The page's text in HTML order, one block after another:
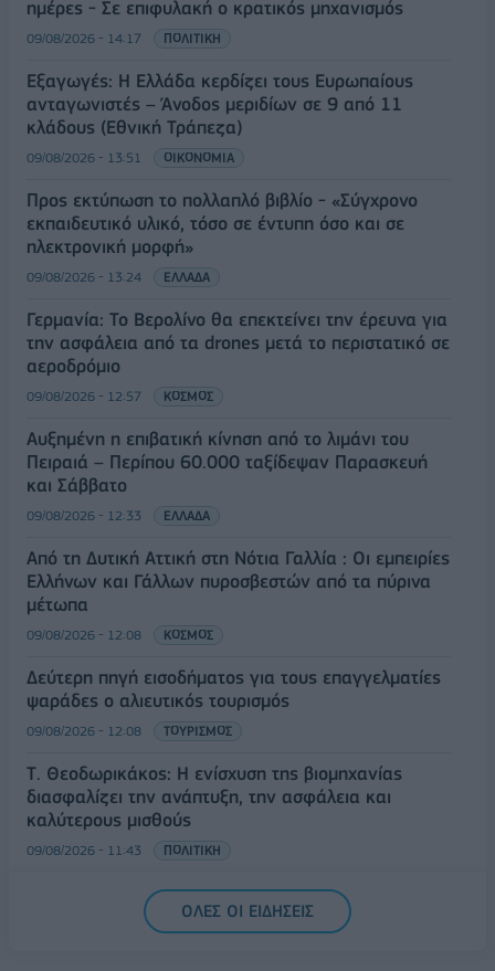
ημέρες - Σε επιφυλακή ο κρατικός μηχανισμός
09/08/2026 - 14:17 ΠΟΛΙΤΙΚΗ
Εξαγωγές: Η Ελλάδα κερδίζει τους Ευρωπαίους
ανταγωνιστές – Άνοδος μεριδίων σε 9 από 11
κλάδους (Εθνική Τράπεζα)
09/08/2026 - 13:51 ΟΙΚΟΝΟΜΙΑ
Προς εκτύπωση το πολλαπλό βιβλίο - «Σύγχρονο
εκπαιδευτικό υλικό, τόσο σε έντυπη όσο και σε
ηλεκτρονική μορφή»
09/08/2026 - 13:24 ΕΛΛΑΔΑ
Γερμανία: Το Βερολίνο θα επεκτείνει την έρευνα για
την ασφάλεια από τα drones μετά το περιστατικό σε
αεροδρόμιο
09/08/2026 - 12:57 ΚΟΣΜΟΣ
Αυξημένη η επιβατική κίνηση από το λιμάνι του
Πειραιά – Περίπου 60.000 ταξίδεψαν Παρασκευή
και Σάββατο
09/08/2026 - 12:33 ΕΛΛΑΔΑ
Από τη Δυτική Αττική στη Νότια Γαλλία : Οι εμπειρίες
Ελλήνων και Γάλλων πυροσβεστών από τα πύρινα
μέτωπα
09/08/2026 - 12:08 ΚΟΣΜΟΣ
Δεύτερη πηγή εισοδήματος για τους επαγγελματίες
ψαράδες ο αλιευτικός τουρισμός
09/08/2026 - 12:08 ΤΟΥΡΙΣΜΟΣ
Τ. Θεοδωρικάκος: Η ενίσχυση της βιομηχανίας
διασφαλίζει την ανάπτυξη, την ασφάλεια και
καλύτερους μισθούς
09/08/2026 - 11:43 ΠΟΛΙΤΙΚΗ
Υπ. Μεταφορών: Οριστική λύση στο ζήτημα των
πινακίδων κυκλοφορίας - Τέλος στις χρονοβόρες
ΟΛΕΣ ΟΙ ΕΙΔΗΣΕΙΣ